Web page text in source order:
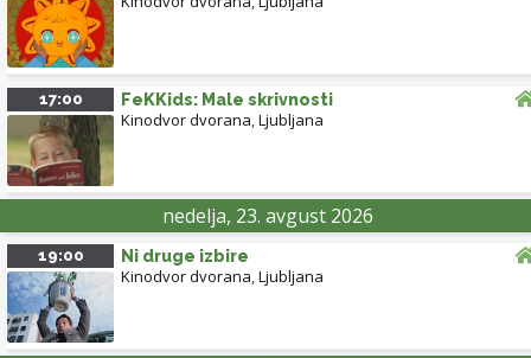
17:00 FeKKids: Male skrivnosti
Kinodvor dvorana,Ljubljana
nedelja, 23. avgust 2026
19:00 Ni druge izbire
Kinodvor dvorana,Ljubljana